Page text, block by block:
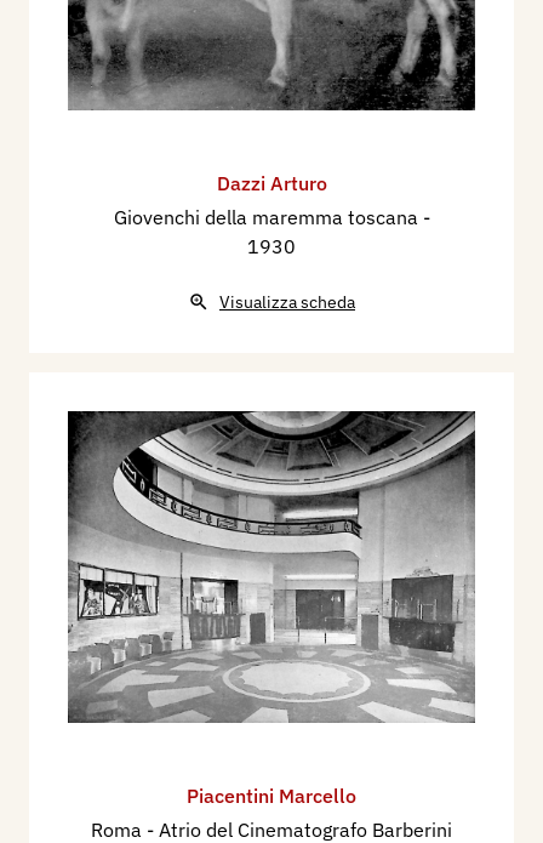
Dazzi Arturo
Giovenchi della maremma toscana -
1930
Visualizza scheda
Piacentini Marcello
Roma - Atrio del Cinematografo Barberini